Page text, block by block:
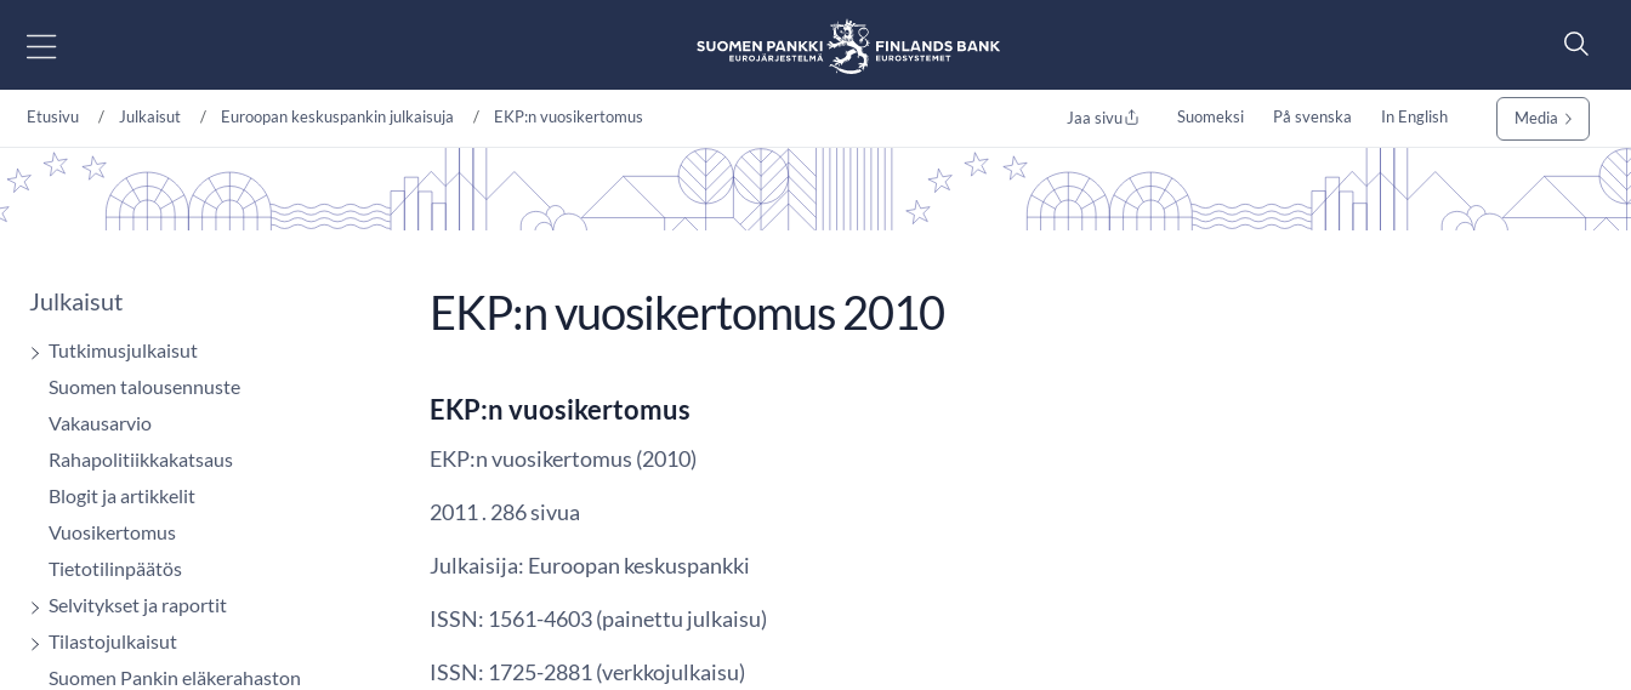
Etusivu Julkaisut Euroopan keskuspankin julkaisuja EKP:n vuosikertomus Jaa sivu Suomeksi På svenska In English Media
Julkaisut
Tutkimusjulkaisut
Suomen talousennuste
Vakausarvio
Rahapolitiikkakatsaus
Blogit ja artikkelit
Vuosikertomus
Tietotilinpäätös
Selvitykset ja raportit
Tilastojulkaisut
Suomen Pankin eläkerahaston
EKP:n vuosikertomus 2010
EKP:n vuosikertomus
EKP:n vuosikertomus (2010)
2011 . 286 sivua
Julkaisija: Euroopan keskuspankki
ISSN: 1561-4603 (painettu julkaisu)
ISSN: 1725-2881 (verkkojulkaisu)